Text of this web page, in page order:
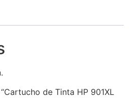
de Tinta HP 901XL